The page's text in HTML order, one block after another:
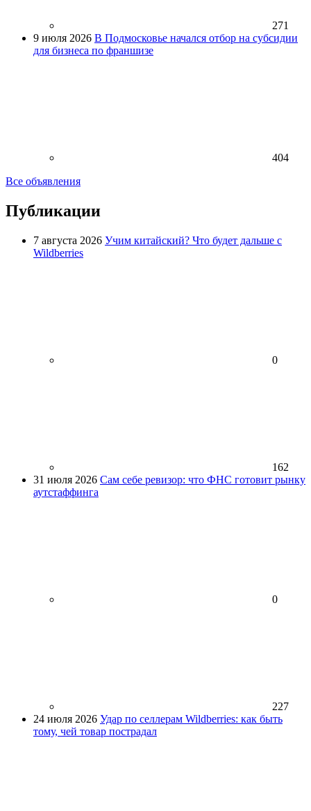
271
9 июля 2026 В Подмосковье начался отбор на субсидии
для бизнеса по франшизе
404
Все объявления
Публикации
7 августа 2026 Учим китайский? Что будет дальше с
Wildberries
0
162
31 июля 2026 Сам себе ревизор: что ФНС готовит рынку
аутстаффинга
0
227
24 июля 2026 Удар по селлерам Wildberries: как быть
тому, чей товар пострадал